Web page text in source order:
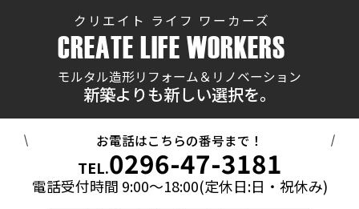
クリエイト ライフ ワーカーズ
CREATE LIFE WORKERS
モルタル造形リフォーム＆リノベーション
新築よりも新しい選択を。
お電話はこちらの番号まで！
TEL.0296-47-3181
電話受付時間 9:00～18:00(定休日:日・祝休み)